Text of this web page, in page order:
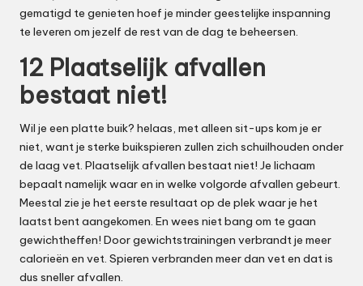
gematigd te genieten hoef je minder geestelijke inspanning
te leveren om jezelf de rest van de dag te beheersen.
12 Plaatselijk afvallen
bestaat niet!
Wil je een platte buik? helaas, met alleen sit-ups kom je er
niet, want je sterke buikspieren zullen zich schuilhouden onder
de laag vet. Plaatselijk afvallen bestaat niet! Je lichaam
bepaalt namelijk waar en in welke volgorde afvallen gebeurt.
Meestal zie je het eerste resultaat op de plek waar je het
laatst bent aangekomen. En wees niet bang om te gaan
gewichtheffen! Door gewichtstrainingen verbrandt je meer
calorieën en vet. Spieren verbranden meer dan vet en dat is
dus sneller afvallen.